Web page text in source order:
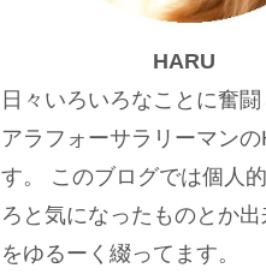
HARU
日々いろいろなことに奮
アラフォーサラリーマン
す。 このブログでは個人
ろと気になったものとか
をゆるーく綴ってます。